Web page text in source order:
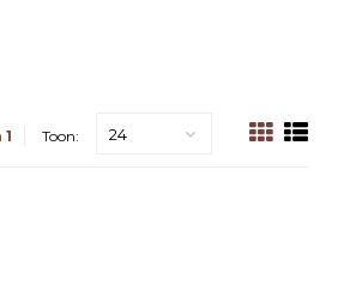
Toon: 24